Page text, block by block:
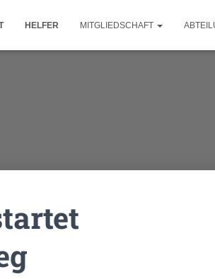
HELFER MITGLIEDSCHAFT